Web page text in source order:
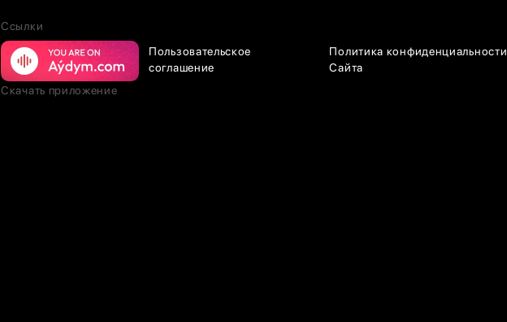
Ссылки
Пользовательское
соглашение
Политика конфиденциальности
Сайта
Скачать приложение